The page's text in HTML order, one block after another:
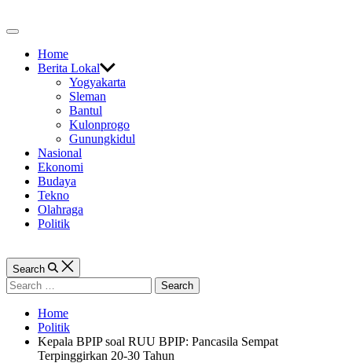
to
Off
CanvasHome
Berita Lokal
Yogyakarta
Sleman
Bantul
Kulonprogo
Gunungkidul
Nasional
Ekonomi
Budaya
Tekno
Olahraga
Politik
Search
Search
for:
Home
Politik
Kepala BPIP soal RUU BPIP: Pancasila Sempat
Terpinggirkan 20-30 Tahun